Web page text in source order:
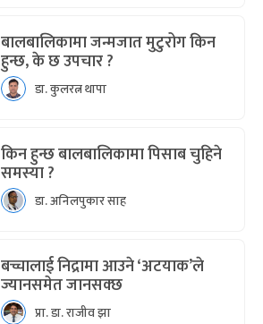
बालबालिकामा जन्मजात मुटुरोग किन
हुन्छ, के छ उपचार ?
डा. कुलरत्न थापा
किन हुन्छ बालबालिकामा पिसाब चुहिने
समस्या ?
डा. अनिलपुकार साह
बच्चालाई निद्रामा आउने ‘अटयाक’ले
ज्यानसमेत जानसक्छ
प्रा. डा. राजीव झा